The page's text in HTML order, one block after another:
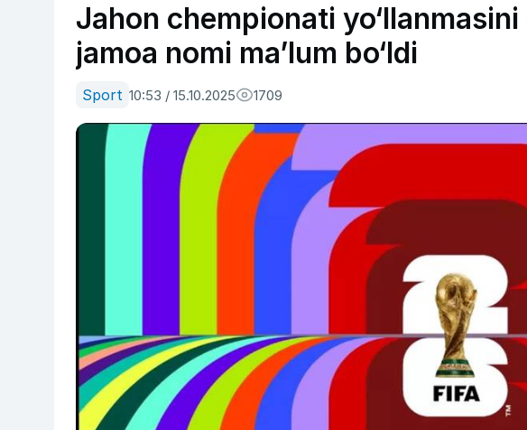
Jahon chempionati
jamoa nomi ma’lum bo‘ldi
Sport 10:53 / 15.10.2025 1709